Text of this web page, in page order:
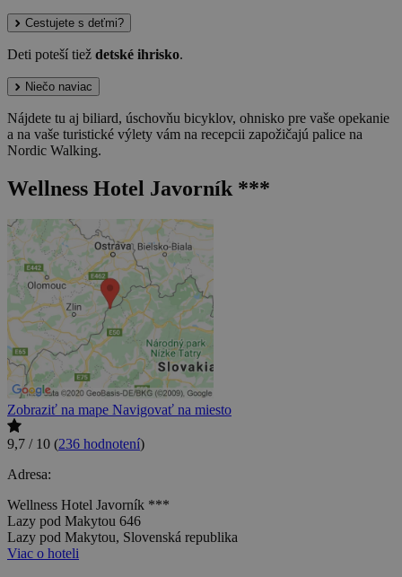
Cestujete s deťmi?
Deti poteší tiež detské ihrisko.
Niečo naviac
Nájdete tu aj biliard, úschovňu bicyklov, ohnisko pre vaše opekanie
a na vaše turistické výlety vám na recepcii zapožičajú palice na
Nordic Walking.
Wellness Hotel Javorník ***
Zobraziť na mape Navigovať na miesto
9,7 / 10 (236 hodnotení)
Adresa:
Wellness Hotel Javorník ***
Lazy pod Makytou 646
Lazy pod Makytou, Slovenská republika
Viac o hoteli